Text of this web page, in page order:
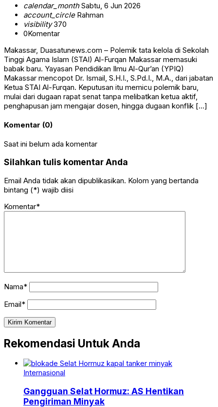
calendar_monthSabtu, 6 Jun 2026
account_circleRahman
visibility370
0Komentar
Makassar, Duasatunews.com – Polemik tata kelola di Sekolah
Tinggi Agama Islam (STAI) Al-Furqan Makassar memasuki
babak baru. Yayasan Pendidikan Ilmu Al-Qur’an (YPIQ)
Makassar mencopot Dr. Ismail, S.H.I., S.Pd.I., M.A., dari jabatan
Ketua STAI Al-Furqan. Keputusan itu memicu polemik baru,
mulai dari dugaan rapat senat tanpa melibatkan ketua aktif,
penghapusan jam mengajar dosen, hingga dugaan konflik […]
Komentar (0)
Saat ini belum ada komentar
Silahkan tulis komentar Anda
Email Anda tidak akan dipublikasikan. Kolom yang bertanda
bintang (*) wajib diisi
Komentar*
Nama*
Email*
Rekomendasi Untuk Anda
Internasional
Gangguan Selat Hormuz: AS Hentikan
Pengiriman Minyak